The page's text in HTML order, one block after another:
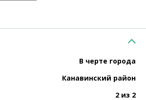
В черте города
Канавинский район
2 из 2